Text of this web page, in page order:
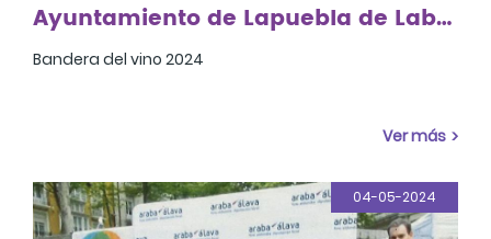
Ayuntamiento de Lapuebla de Labarca
Bandera del vino 2024
Ver más
04-05-2024